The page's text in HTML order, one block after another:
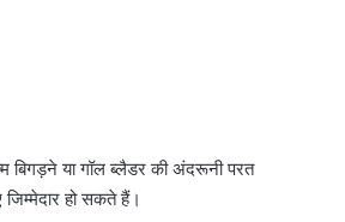
बिगड़ने या गॉल ब्लैडर की अंदरूनी परत
हो सकते हैं।